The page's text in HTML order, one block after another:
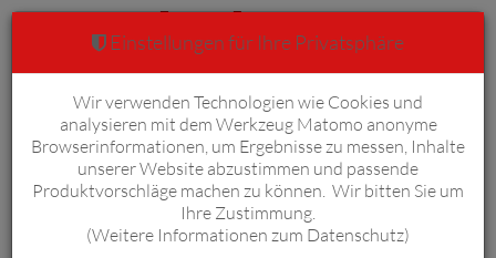
Anmelden Warenkorb 0
Einstellungen für Ihre Privatsphäre
Wir verwenden Technologien wie Cookies und
analysieren mit dem Werkzeug Matomo anonyme
Browserinformationen, um Ergebnisse zu messen, Inhalte
unserer Website abzustimmen und passende
Produktvorschläge machen zu können. Wir bitten Sie um
Ihre Zustimmung.
(Weitere Informationen zum Datenschutz)